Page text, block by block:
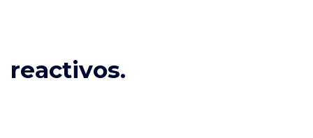
reactivos.